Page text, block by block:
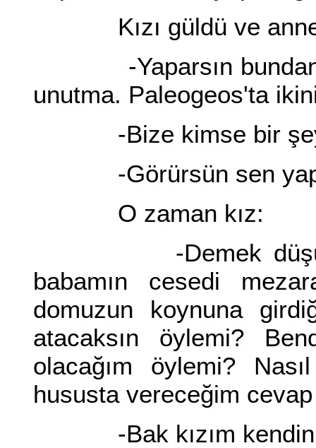
Kızı güldü ve
-Yaparsın bundan
unutma. Paleogeos'ta
-Bize kimse bir şey
-Görürsün sen yapar
O zaman kız:
-Demek
babamın cesedi
domuzun koynuna
atacaksın öylemi?
olacağım öylemi?
hususta vereceğim
-Bak kızım kendini